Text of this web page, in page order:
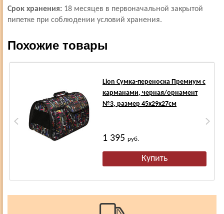
Срок хранения: 18 месяцев в первоначальной закрытой
пипетке при соблюдении условий хранения.
Похожие товары
Lion Сумка-переноска Премиум с
карманами, черная/орнамент
№3, размер 45х29х27см
1 395руб.